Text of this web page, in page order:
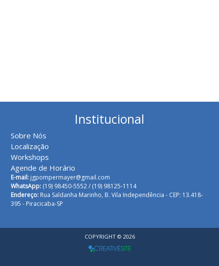
Institucional
Sobre Nós
Localização
Workshops
Agende de Horário
E-mail: jgpompermayer@gmail.com
WhatsApp: (19) 98450-5552 / (19) 98125-1114
Endereço: Rua Saldanha Marinho, B. Vila Independência - CEP: 13.418-
395 - Piracicaba-SP
COPYRIGHT © 2026